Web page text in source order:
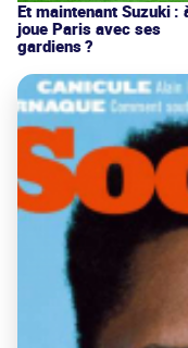
Et maintenant Suzuki :
joue Paris avec ses
gardiens ?